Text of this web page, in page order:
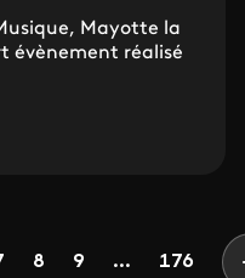
Mayotte la
évènement réalisé
Page
8 Page
9 ... 176